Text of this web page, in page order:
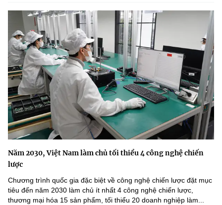
Năm 2030, Việt Nam làm chủ tối thiểu 4 công nghệ chiến
lược
Chương trình quốc gia đặc biệt về công nghệ chiến lược đặt mục
tiêu đến năm 2030 làm chủ ít nhất 4 công nghệ chiến lược,
thương mại hóa 15 sản phẩm, tối thiểu 20 doanh nghiệp làm...